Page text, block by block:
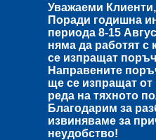
Уважаеми Клиенти,
Поради годишна
периода 8-15
няма да работят с
се изпращат
Направените
ще се изпращат от
реда на тяхното
Благодарим за
извиняваме за
неудобство!